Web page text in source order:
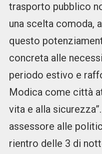
trasporto pubblico
una scelta comoda,
questo
concreta alle
periodo estivo e
Modica come città
vita e alla
assessore alle
rientro delle 3 di